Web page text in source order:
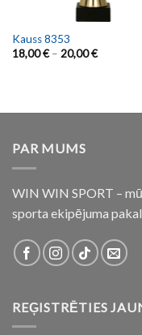
Kauss 8353
18,00€– 20,00€
PAR MUMS
WIN WIN SPORT –
sporta ekipējuma
REĢISTRĒTIES